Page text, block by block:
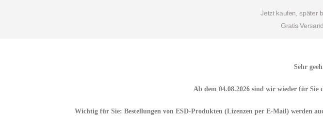
Jetzt kaufen, später
Gratis
Sehr
Ab dem 04.08.2026sind wir wieder für Sie
Wichtig für Sie: Bestellungen von ESD-Produkten(Lizenzen per E-Mail) werden